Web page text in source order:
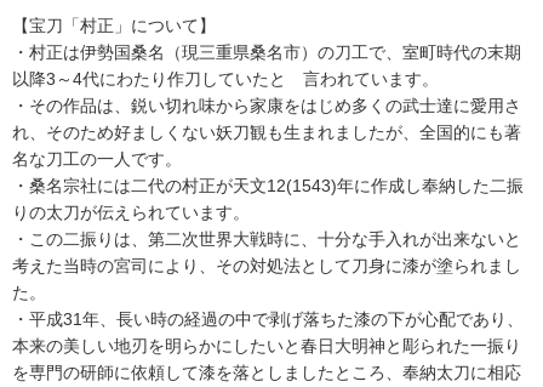
【宝刀「村正」について】
・村正は伊勢国桑名（現三重県桑名市）の刀工で、室町時代の末期
以降3～4代にわたり作刀していたと 言われています。
・その作品は、鋭い切れ味から家康をはじめ多くの武士達に愛用さ
れ、そのため好ましくない妖刀観も生まれましたが、全国的にも著
名な刀工の一人です。
・桑名宗社には二代の村正が天文12(1543)年に作成し奉納した二振
りの太刀が伝えられています。
・この二振りは、第二次世界大戦時に、十分な手入れが出来ないと
考えた当時の宮司により、その対処法として刀身に漆が塗られまし
た。
・平成31年、長い時の経過の中で剥げ落ちた漆の下が心配であり、
本来の美しい地刃を明らかにしたいと春日大明神と彫られた一振り
を専門の研師に依頼して漆を落としましたところ、奉納太刀に相応